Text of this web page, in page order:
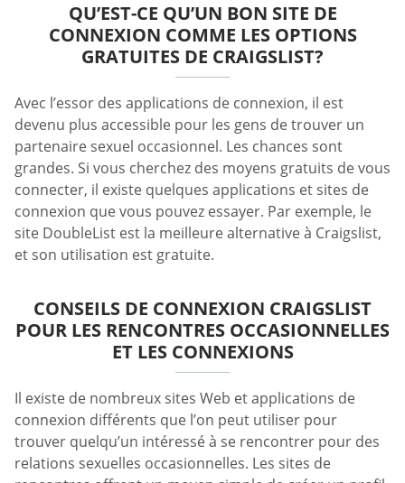
QU’EST-CE QU’UN BON SITE DE
CONNEXION COMME LES OPTIONS
GRATUITES DE CRAIGSLIST?
Avec l’essor des applications de connexion, il est
devenu plus accessible pour les gens de trouver un
partenaire sexuel occasionnel. Les chances sont
grandes. Si vous cherchez des moyens gratuits de vous
connecter, il existe quelques applications et sites de
connexion que vous pouvez essayer. Par exemple, le
site DoubleList est la meilleure alternative à Craigslist,
et son utilisation est gratuite.
CONSEILS DE CONNEXION CRAIGSLIST
POUR LES RENCONTRES OCCASIONNELLES
ET LES CONNEXIONS
Il existe de nombreux sites Web et applications de
connexion différents que l’on peut utiliser pour
trouver quelqu’un intéressé à se rencontrer pour des
relations sexuelles occasionnelles. Les sites de